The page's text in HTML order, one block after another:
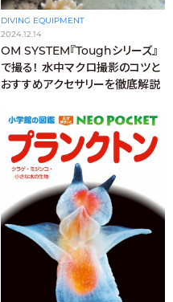
DIVING EQUIPMENT
2024.12.14
OM SYSTEM『Toughシリーズ』
で撮る！ 水中マクロ撮影のコツと
おすすめアクセサリーを徹底解説